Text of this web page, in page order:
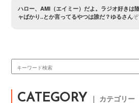
イ だ よ ラ オ 好 き 陰
ャばか り ..とか言っ てる や つは誰 だ？ゆるさん
ぞ 〜？
CATEGORY ｜ カテゴリー